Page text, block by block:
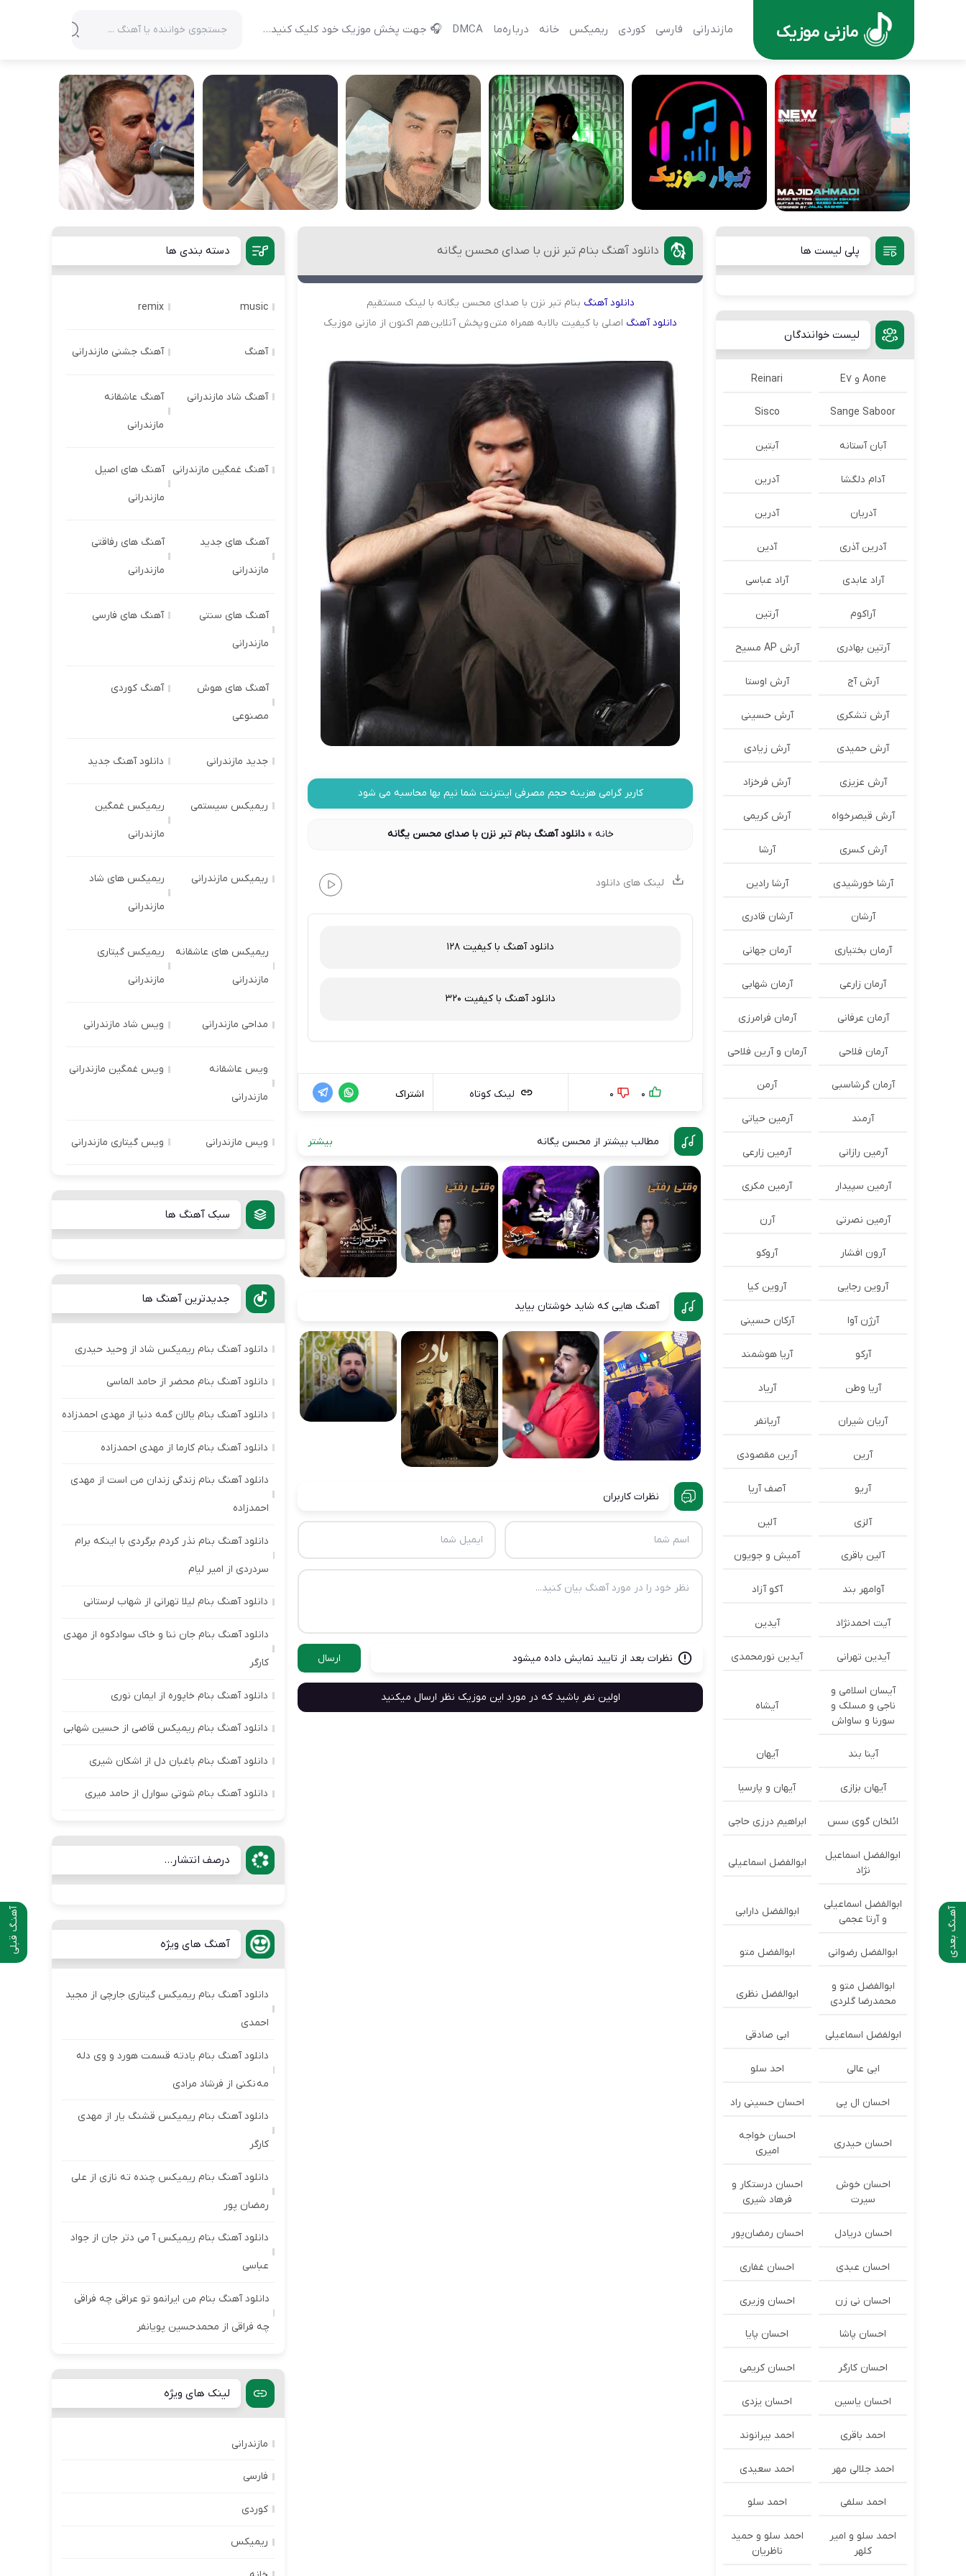
مازنی موزیک مازندرانی فارسی کوردی ریمیکس خانه درباره‌‌ما DMCA 🎧 جهت پخش موزیک خود کلیک کنید…
آهنـگ قبلی آهـنگ بعدی
دانلود آهنگ بنام تبر نزن با صدای محسن یگانه
دانلودآهنگ بنام تبر نزن با صدای محسن یگانه با لینک مستقیم
دانلودآهنگ اصلی با کیفیت بالا به همراه متن و پخش آنلاین هم اکنون از مازنی موزیک
کاربر گرامی هزینه حجم مصرفی اینترنت شما نیم بها محاسبه می شود
خانه »دانلود آهنگ بنام تبر نزن با صدای محسن یگانه
لینک های دانلود
دانلود آهنگ با کیفیت 128
دانلود آهنگ با کیفیت 320
0
0 لینک کوتاه اشتراک
مطالب بیشتر از محسن یگانه بیشتر
آهنگ هایی که شاید خوشتان بیاید
نظرات کاربران
نظرات بعد از تایید نمایش داده میشود ارسال
اولین نفر باشید که در مورد این موزیک نظر ارسال میکنید
پلی لیست ها
لیست خوانندگان
Aone و E7 Reinari
Sange Saboor
Sisco
آبان آستانه آبتین
آدام دلگشا آدرين
آدریان آدرین
آدرین آذری آدین
آراد عابدی آراد عباسی
آراکوم آرتین
آرتین بهادری آرش AP مسیح
آرش آج آرش اوستا
آرش تشکری آرش حسینی
آرش حمیدی آرش زیادی
آرش عزیزی آرش فرخزاد
آرش قیصرخواه آرش کریمی
آرش کسری آرشا
آرشا خورشیدی آرشا رادین
آرشان آرشان قادری
آرمان بختیاری آرمان جهانی
آرمان زارعی آرمان شهابی
آرمان عرفانی آرمان فرامرزی
آرمان فلاحی آرمان و آرین فلاحی
آرمان گرشاسبی آرمن
آرمند آرمین حیاتی
آرمین رازانی آرمین زارعی
آرمین سپیدار آرمین مکری
آرمین نصرتی آرن
آرون افشار آروکو
آروین رجایی آروین کیا
آرژن آوا آرکان حسینی
آرکو آریا هوشمند
آریا وطن آریاد
آریان شیران آریانفر
آرین آرین مقصودی
آریو آصف آریا
آلزی آلین
آلین باقری آمیش و جویون
آوامهر بند آکو آزاد
آیت احمدنژاد آیدین
آیدین تهرانی آیدین نورمحمدی
آیسان اسلامی و
ناجی و مسلک و
سورنا و ساواش
آیشاه
آینا بند آیهان
آیهان بزازی آیهان و پارسیا
ائلخان گوی سس ابراهیم درزی حاجی
ابوالفضل اسماعیل
نژاد
ابوالفضل اسماعیلی
ابوالفضل اسماعیلی
و آرتا عجمی
ابوالفضل دارابی
ابوالفضل رضوانی ابوالفضل متو
ابوالفضل متو و
محمدرضا گلردی
ابوالفضل نظری
ابولفضل اسماعیلی ابی صادقی
ابی عالی احد سلو
احسان ال پی احسان حسینی راد
احسان حیدری
احسان خواجه
امیری
احسان خوش
سیرت
احسان درستكار و
فرهاد شيرى
احسان دریادل احسان رمضان‌پور
احسان عبدی احسان غفاری
احسان نی زن احسان وزیری
احسان پاشا احسان پایا
احسان کارگر احسان کریمی
احسان یاسین احسان یزدی
احمد باقری احمد بیرانوند
احمد جلالی مهر احمد سعیدی
احمد سلفی احمد سلو
احمد سلو و امیر
کلهر
احمد سلو و حمید
ناظریان
دسته بندی ها
music
remix
آهنگ آهنگ جشنی مازندرانی
آهنگ شاد مازندرانی آهنگ عاشقانه
مازندرانی
آهنگ غمگین مازندرانی آهنگ های اصیل
مازندرانی
آهنگ های جدید
مازندرانی
آهنگ های رفاقتی
مازندرانی
آهنگ های سنتی
مازندرانی
آهنگ های فارسی
آهنگ های هوش
مصنوعی
آهنگ کوردی
جدید مازندرانی دانلود آهنگ جدید
ریمیکس سیستمی ریمیکس غمگین
مازندرانی
ریمیکس مازندرانی ریمیکس های شاد
مازندرانی
ریمیکس های عاشقانه
مازندرانی
ریمیکس گیتاری
مازندرانی
مداحی مازندرانی ویس شاد مازندرانی
ویس عاشقانه
مازندرانی
ویس غمگین مازندرانی
ویس مازندرانی ویس گیتاری مازندرانی
سبک آهنگ ها
جدیدترین آهنگ ها
دانلود آهنگ بنام ریمیکس شاد از وحید حیدری
دانلود آهنگ بنام محضر از حامد الماسی
دانلود آهنگ بنام یالان گمه دنیا از مهدی احمدزاده
دانلود آهنگ بنام کارما از مهدی احمدزاده
دانلود آهنگ بنام زندگی زندان من است از مهدی
احمدزاده
دانلود آهنگ بنام نذر کردم برگردی با اینکه برام
سردردی از امیر لیام
دانلود آهنگ بنام لیلا تهرانی از شهاب لرستانی
دانلود آهنگ بنام جان ننا و خاک سوادکوه از مهدی
کارگر
دانلود آهنگ بنام خاپوره از ایمان نوری
دانلود آهنگ بنام ریمیکس قاضی از حسین شهابی
دانلود آهنگ بنام باغبان دل از اشکان شیری
دانلود آهنگ بنام شوتی سوارل از حامد میری
درصف انتشار...
آهنگ های ویژه
دانلود آهنگ بنام ریمیکس گیتاری جارچی از مجید
احمدی
دانلود آهنگ بنام یادته قسمت هورد و وی دله
مه نکنی از فرشاد مرادی
دانلود آهنگ بنام ریمیکس قشنگ یار از مهدی
کارگر
دانلود آهنگ بنام ریمیکس چنده ته نازی از علی
رمضان پور
دانلود آهنگ بنام ریمیکس آ می دتر جان از جواد
عباسی
دانلود آهنگ بنام من ایرانمو تو عراقی چه فراقی
چه فراقی از محمدحسین پویانفر
لینک های ویژه
مازندرانی
فارسی
کوردی
ریمیکس